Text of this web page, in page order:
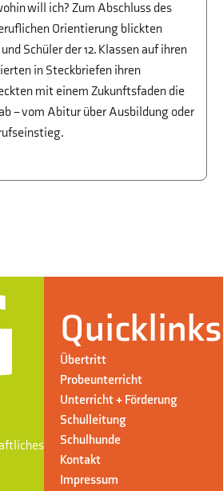
will ich? Zum Abschluss des
Orientierung blickten
Schüler der 12. Klassen auf ihren
in Steckbriefen ihren
mit einem Zukunftsfaden die
– vom Abitur über Ausbildung oder
Quicklinks
Übertritt
Probeunterricht
Unterricht + Förderung
Schulleitung
Schulhunde
Kontakt
Impressum